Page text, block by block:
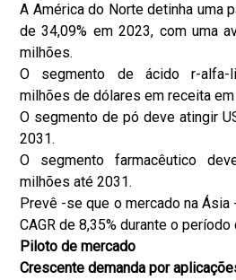
A América do Norte detinha uma
de 34,09% em 2023, com uma
milhões.
O segmento de ácido r-alfa-
milhões de dólares em receita em
O segmento de pó deve atingir
2031.
O segmento farmacêutico
milhões até 2031.
Prevê -se que o mercado na
CAGR de 8,35% durante o
Piloto de mercado
Crescente demanda por